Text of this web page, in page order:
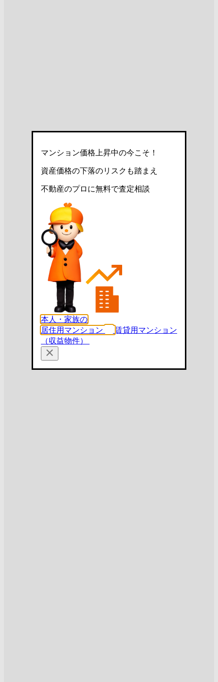
マンション価格上昇中の今こそ！
資産価格の下落のリスクも踏まえ
不動産のプロに無料で査定相談
本人・家族の
居住用マンション
賃貸用マンション
（収益物件）